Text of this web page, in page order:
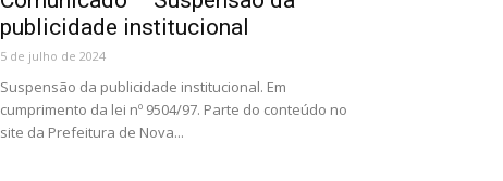
publicidade institucional
5 de julho de 2024
Suspensão da publicidade institucional. Em
cumprimento da lei nº 9504/97. Parte do conteúdo no
site da Prefeitura de Nova...